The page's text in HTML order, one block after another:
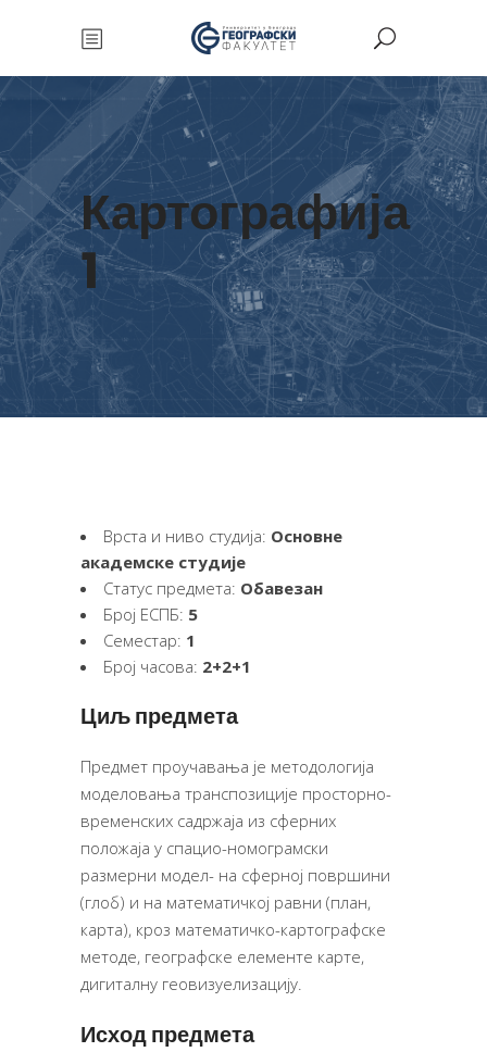
Картографија
1
Врста и ниво студија: Основне
академске студије
Статус предмета: Обавезан
Број ЕСПБ: 5
Семестар: 1
Број часова: 2+2+1
Циљ предмета
Предмет проучавања је методологија
моделовања транспозиције просторно-
временских садржаја из сферних
положаја у спацио-номограмски
размерни модел- на сферној површини
(глоб) и на математичкој равни (план,
карта), кроз математичко-картографске
методе, географске елементе карте,
дигиталну геовизуелизацију.
Исход предмета